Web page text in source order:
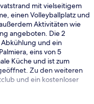
mit vielseitigem
einen Volleyballplatz und
Aktivitäten wie
angeboten. Die 2
und ein
eins von 5
Küche und ist zum
Zu den weiteren
und ein kostenloser